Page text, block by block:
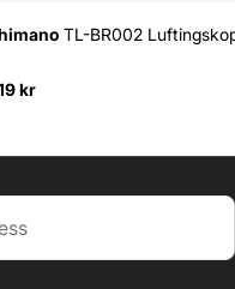
TL-BR002
kr